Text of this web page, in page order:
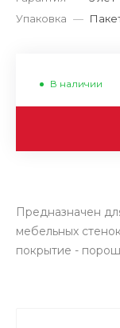
Упаковка —
В наличии
Предназначен
мебельных
покрытие -